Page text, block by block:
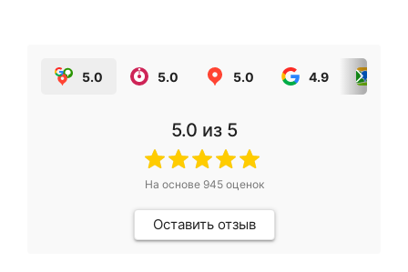
5.0 5.0 5.0 4.9
5.0 из 5
На основе 945оценок
Оставить отзыв